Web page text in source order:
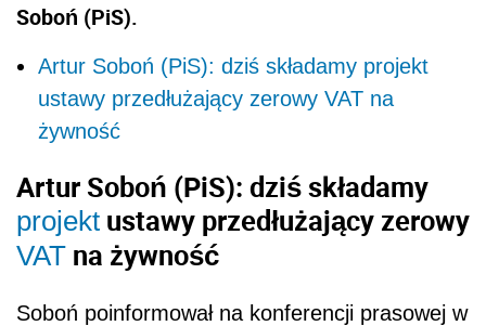
Soboń (PiS).
Artur Soboń (PiS): dziś składamy projekt
ustawy przedłużający zerowy VAT na
żywność
Artur Soboń (PiS): dziś składamy
projekt ustawy przedłużający zerowy
VAT na żywność
Soboń poinformował na konferencji prasowej w